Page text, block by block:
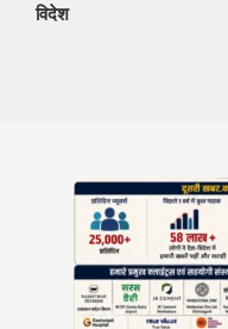
विदेश